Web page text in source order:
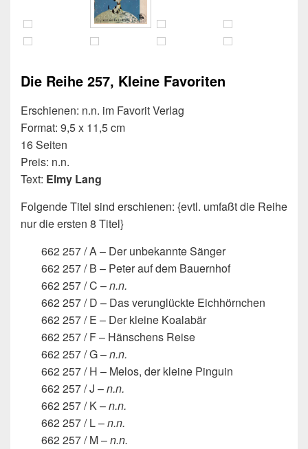
Die Reihe 257, Kleine Favoriten
Erschienen: n.n. im Favorit Verlag
Format: 9,5 x 11,5 cm
16 Seiten
Preis: n.n.
Text: Elmy Lang
Folgende Titel sind erschienen: {evtl. umfaßt die Reihe
nur die ersten 8 Titel}
662 257 / A – Der unbekannte Sänger
662 257 / B – Peter auf dem Bauernhof
662 257 / C –n.n.
662 257 / D – Das verunglückte Eichhörnchen
662 257 / E – Der kleine Koalabär
662 257 / F – Hänschens Reise
662 257 / G –n.n.
662 257 / H – Melos, der kleine Pinguin
662 257 / J –n.n.
662 257 / K –n.n.
662 257 / L –n.n.
662 257 / M –n.n.